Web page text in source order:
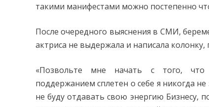
такими манифестами можно постепенно
После очередного выяснения в СМИ,
актриса не выдержала и написала колонку,
«Позвольте мне начать с того, что
поддержанием сплетен о себе я никогда не
не буду отдавать свою энергию Бизнесу,